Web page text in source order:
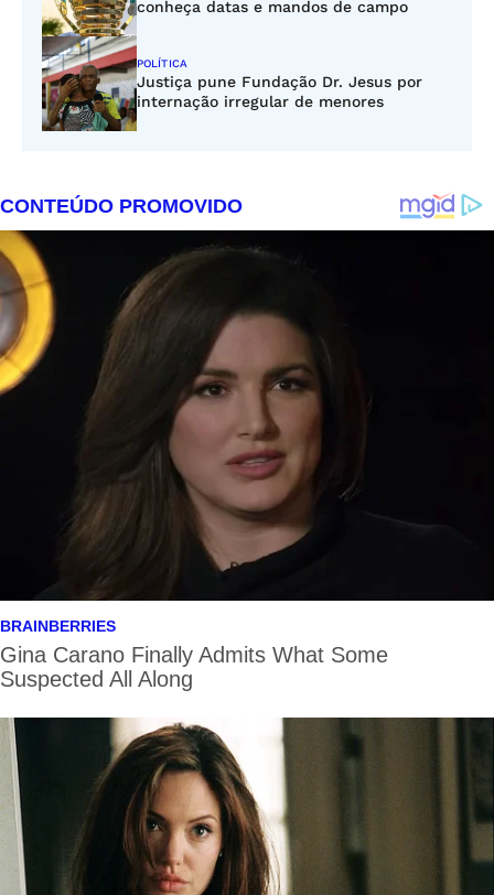
conheça datas e mandos de campo
POLÍTICA
Justiça pune Fundação Dr. Jesus por
internação irregular de menores